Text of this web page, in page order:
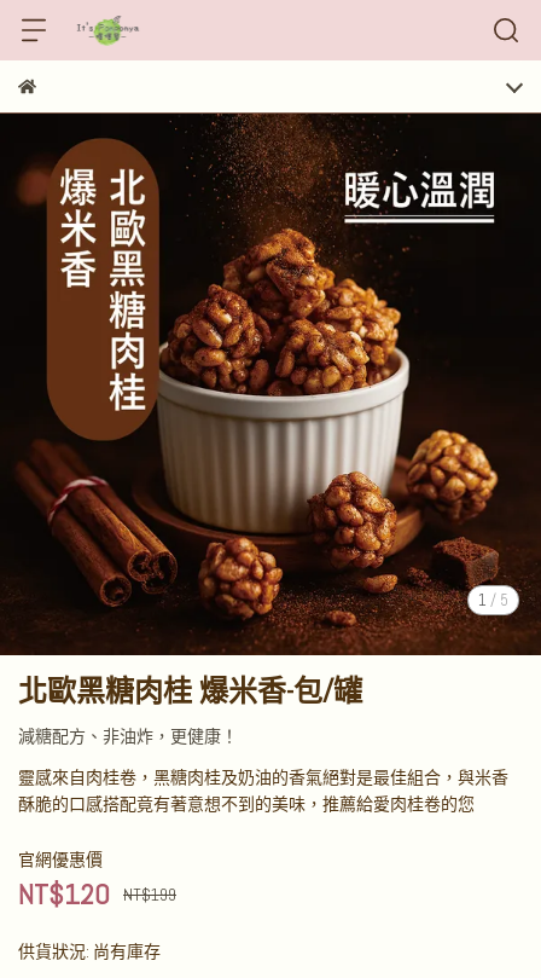
1 / 5
北歐黑糖肉桂 爆米香-包/罐
減糖配方、非油炸，更健康！
靈感來自肉桂卷，黑糖肉桂及奶油的香氣絕對是最佳組合，與米香
酥脆的口感搭配竟有著意想不到的美味，推薦給愛肉桂卷的您
官網優惠價
NT$120 NT$199
供貨狀況: 尚有庫存